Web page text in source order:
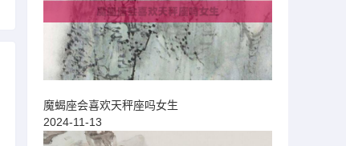
魔蝎座会喜欢天秤座吗女生
2024-11-13